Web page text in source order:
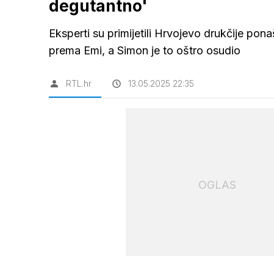
degutantno'
Eksperti su primijetili Hrvojevo drukčije
prema Emi, a Simon je to oštro osudio
RTL.hr 13.05.2025 22:35
OGLAS